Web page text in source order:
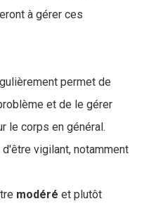
à gérer ces
permet de
et de le gérer
le corps en général.
vigilant, notamment
modéré et plutôt